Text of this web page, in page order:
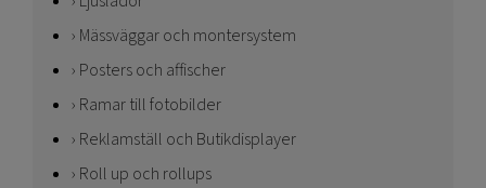
Mässväggar och montersystem
Posters och affischer
Ramar till fotobilder
Reklamställ och Butikdisplayer
Roll up och rollups